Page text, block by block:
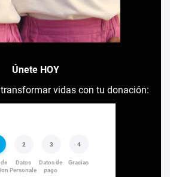
Únete HOY
vidas con tu donación: